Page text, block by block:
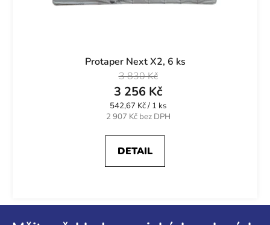
Protaper Next X2, 6 ks
2 907 Kč bez DPH
3 256 Kč
3 830 Kč
Měrná
cena:
542,67 Kč / 1 ks
DETAIL